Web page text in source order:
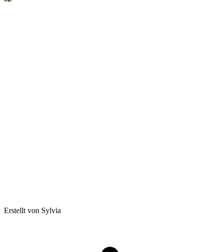
Erstellt von Sylvia